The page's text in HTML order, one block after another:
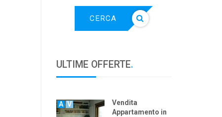
CERCA
ULTIME OFFERTE.
A V
Vendita
Appartamento in